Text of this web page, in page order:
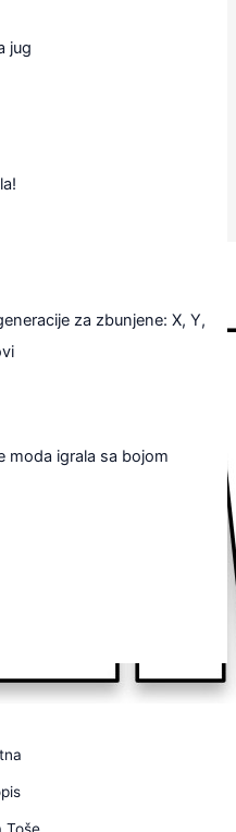
jug
za zbunjene: X, Y,
moda igrala sa bojom
Toše